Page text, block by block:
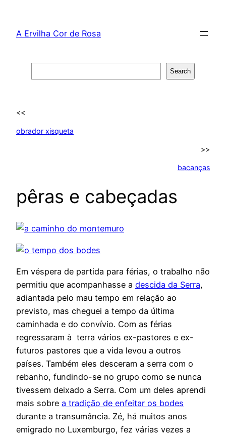
content
A Ervilha Cor de Rosa
Search
<<
obrador xisqueta
>>
bacanças
pêras e cabeçadas
Em véspera de partida para férias, o trabalho não
permitiu que acompanhasse a descida da Serra,
adiantada pelo mau tempo em relação ao
previsto, mas cheguei a tempo da última
caminhada e do convívio. Com as férias
regressaram à terra vários ex-pastores e ex-
futuros pastores que a vida levou a outros
países. Também eles desceram a serra com o
rebanho, fundindo-se no grupo como se nunca
tivessem deixado a Serra. Com um deles aprendi
mais sobre a tradição de enfeitar os bodes
durante a transumância. Zé, há muitos anos
emigrado no Luxemburgo, fez várias vezes a